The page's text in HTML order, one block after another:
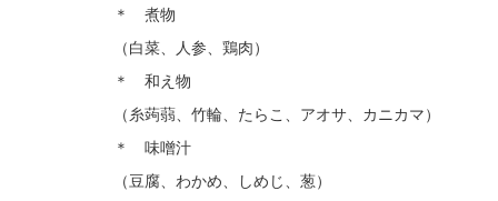
＊ 煮物
（白菜、人参、鶏肉）
＊ 和え物
（糸蒟蒻、竹輪、たらこ、アオサ、カニカマ）
＊ 味噌汁
（豆腐、わかめ、しめじ、葱）